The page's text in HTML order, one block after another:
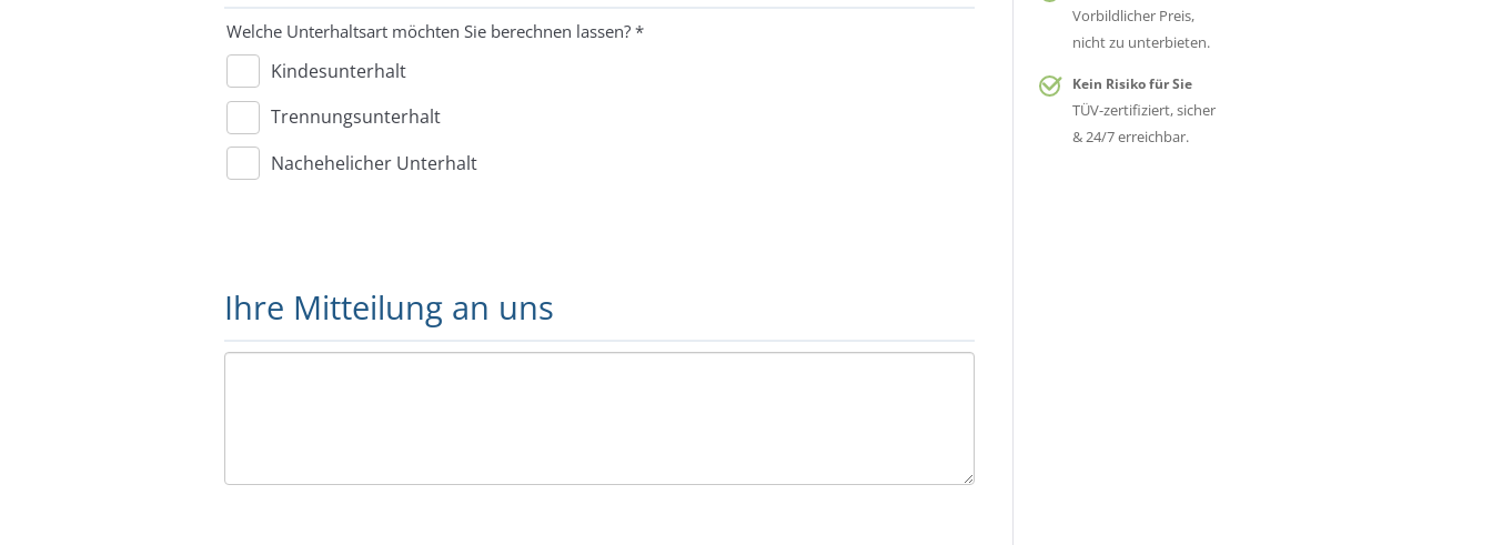
Welche Unterhaltsart möchten Sie berechnen lassen? *
Kindesunterhalt
Trennungsunterhalt
Nachehelicher Unterhalt
Ihre Mitteilung an uns
Vorbildlicher Preis,
nicht zu unterbieten.
Kein Risiko für Sie
TÜV-zertifiziert, sicher
& 24/7 erreichbar.